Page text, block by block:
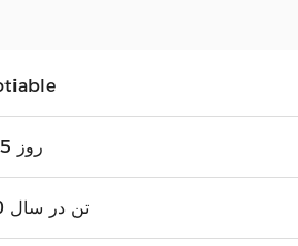
10-15 روز
3000 تن در سال